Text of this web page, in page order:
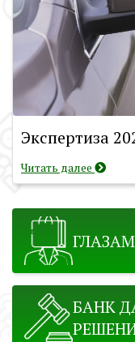
Экспертиза
Читать далее
БАНК